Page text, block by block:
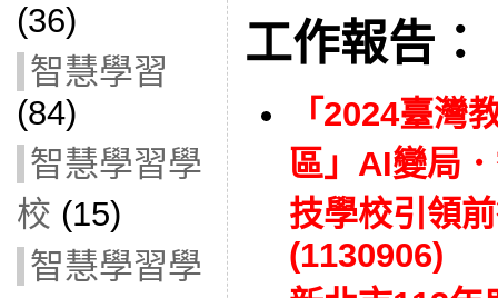
(36)
智慧學習
(84)
智慧學習學
校 (15)
智慧學習學
工作報告：
「2024臺灣
區」AI變局
技學校引領
(1130906)